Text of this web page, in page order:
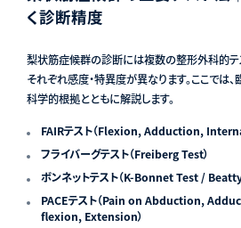
く診断精度
梨状筋症候群の診断には複数の整形外科的テ
それぞれ感度・特異度が異なります。ここでは
科学的根拠とともに解説します。
FAIRテスト（Flexion, Adduction,
フライバーグテスト（Freiberg Test）
ボンネットテスト（K-Bonnet Test / Beatty
PACEテスト（Pain on Abduction,
flexion, Extension）